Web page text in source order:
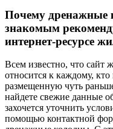
Почему
знакомым
интернет-ресурсе
Всем известно, что сайт
относится к каждому,
размещенную чуть
найдете свежие данные
захочется уточнить
помощью контактной